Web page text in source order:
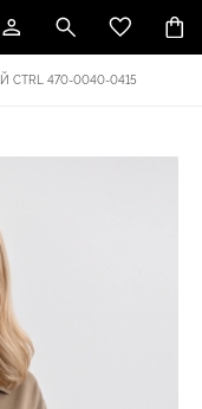
CTRL 470-0040-0415